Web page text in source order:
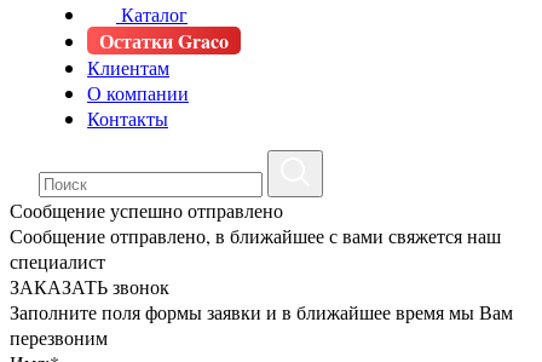
Каталог
Остатки Graco
Клиентам
О компании
Контакты
Сообщение успешно отправлено
Сообщение отправлено, в ближайшее с вами свяжется наш
специалист
ЗАКАЗАТЬ звонок
Заполните поля формы заявки и в ближайшее время мы Вам
перезвоним